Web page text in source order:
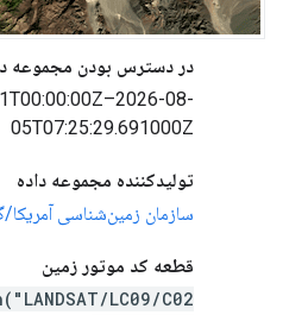
در دسترس بودن مجموعه
08-
05T07:25:29.691000Z‎
تولیدکننده مجموعه داده
سازمان زمین‌شناسی
قطعه کد موتور زمین
LC09/C02